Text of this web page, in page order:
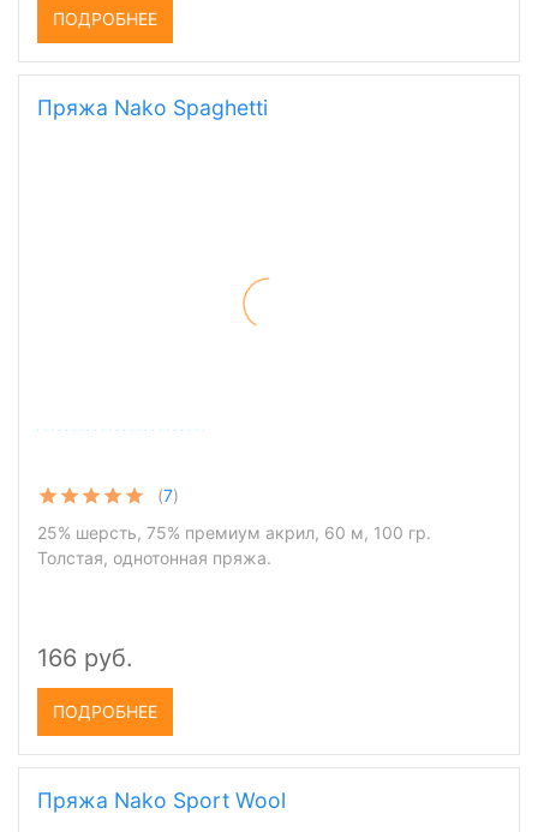
ПОДРОБНЕЕ
Пряжа Nako Spaghetti
(7)
25% шерсть, 75% премиум акрил, 60 м, 100 гр.
Толстая, однотонная пряжа.
166 руб.
ПОДРОБНЕЕ
Пряжа Nako Sport Wool